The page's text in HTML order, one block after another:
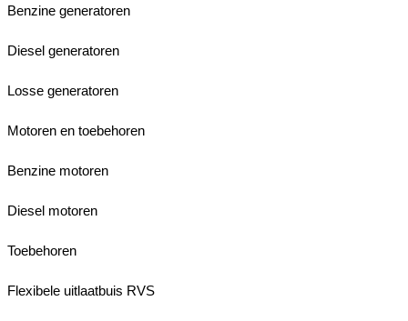
Benzine generatoren
Diesel generatoren
Losse generatoren
Motoren en toebehoren
Benzine motoren
Diesel motoren
Toebehoren
Flexibele uitlaatbuis RVS